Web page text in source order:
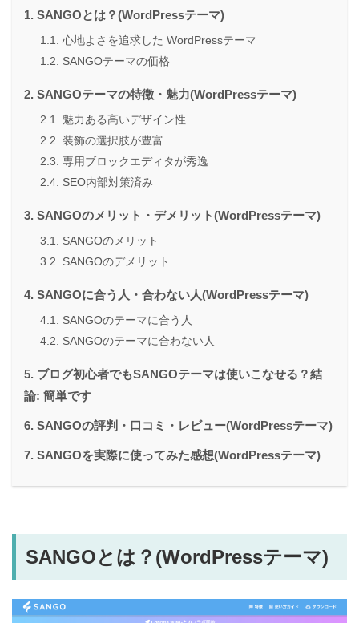
SANGOとは？(WordPressテーマ)
心地よさを追求した WordPressテーマ
SANGOテーマの価格
SANGOテーマの特徴・魅力(WordPressテーマ)
魅力ある高いデザイン性
装飾の選択肢が豊富
専用ブロックエディタが秀逸
SEO内部対策済み
SANGOのメリット・デメリット(WordPressテーマ)
SANGOのメリット
SANGOのデメリット
SANGOに合う人・合わない人(WordPressテーマ)
SANGOのテーマに合う人
SANGOのテーマに合わない人
ブログ初心者でもSANGOテーマは使いこなせる？結
論: 簡単です
SANGOの評判・口コミ・レビュー(WordPressテーマ)
SANGOを実際に使ってみた感想(WordPressテーマ)
SANGOとは？(WordPressテーマ)